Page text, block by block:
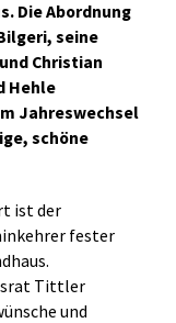
Die Abordnung
seine
Christian
Hehle
Jahreswechsel
schöne
ist der
fester
Tittler
und